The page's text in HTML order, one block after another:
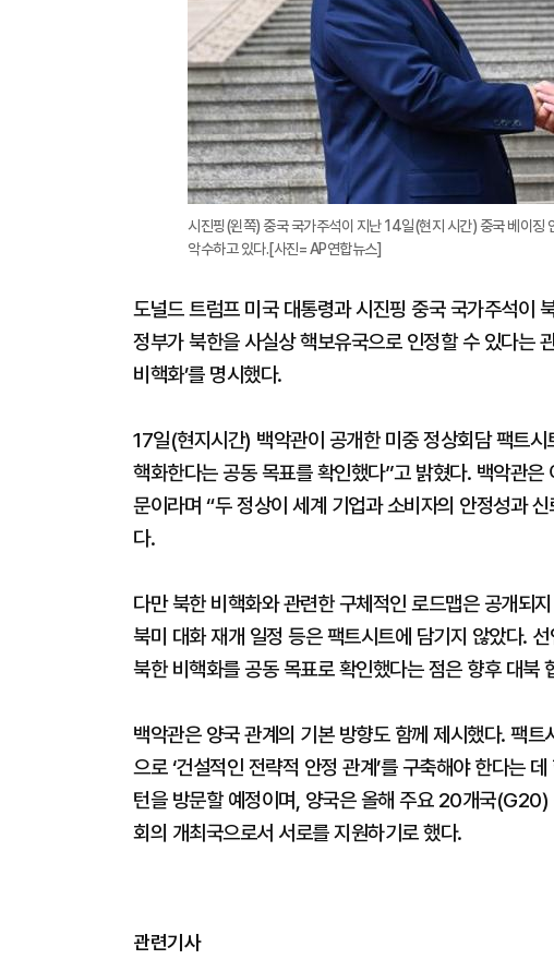
시진핑(왼쪽) 중국 국가주석이 지난 14일(현지 시간) 중국 베이징
악수하고 있다.[사진= AP연합뉴스]
도널드 트럼프 미국 대통령과 시진핑 중국 국가주석이
정부가 북한을 사실상 핵보유국으로 인정할 수 있다는
비핵화’를 명시했다.
17일(현지시간) 백악관이 공개한 미중 정상회담 팩트
핵화한다는 공동 목표를 확인했다”고 밝혔다. 백악관
문이라며 “두 정상이 세계 기업과 소비자의 안정성과
다.
다만 북한 비핵화와 관련한 구체적인 로드맵은 공개되
북미 대화 재개 일정 등은 팩트시트에 담기지 않았다.
북한 비핵화를 공동 목표로 확인했다는 점은 향후 대북
백악관은 양국 관계의 기본 방향도 함께 제시했다. 팩
으로 ‘건설적인 전략적 안정 관계’를 구축해야 한다는
턴을 방문할 예정이며, 양국은 올해 주요 20개국
회의 개최국으로서 서로를 지원하기로 했다.
관련기사